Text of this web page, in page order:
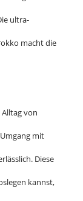
ultra-
macht die
von
mit
Diese
kannst,